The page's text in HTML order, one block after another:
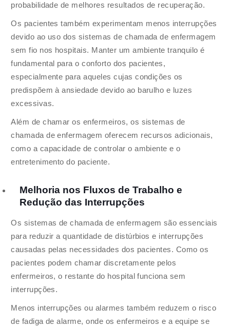
probabilidade de melhores resultados de recuperação.
Os pacientes também experimentam menos interrupções
devido ao uso dos sistemas de chamada de enfermagem
sem fio nos hospitais. Manter um ambiente tranquilo é
fundamental para o conforto dos pacientes,
especialmente para aqueles cujas condições os
predispõem à ansiedade devido ao barulho e luzes
excessivas.
Além de chamar os enfermeiros, os sistemas de
chamada de enfermagem oferecem recursos adicionais,
como a capacidade de controlar o ambiente e o
entretenimento do paciente.
Melhoria nos Fluxos de Trabalho e
Redução das Interrupções
Os sistemas de chamada de enfermagem são essenciais
para reduzir a quantidade de distúrbios e interrupções
causadas pelas necessidades dos pacientes. Como os
pacientes podem chamar discretamente pelos
enfermeiros, o restante do hospital funciona sem
interrupções.
Menos interrupções ou alarmes também reduzem o risco
de fadiga de alarme, onde os enfermeiros e a equipe se